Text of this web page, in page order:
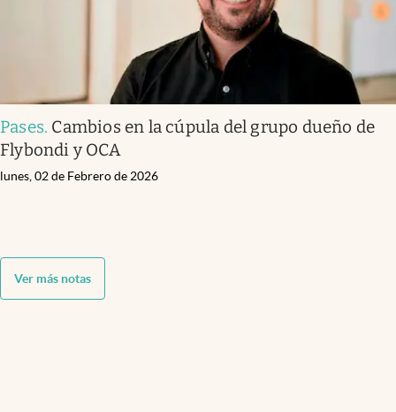
Pases. Cambios en la cúpula del grupo dueño de
Flybondi y OCA
lunes, 02 de Febrero de 2026
Ver más notas